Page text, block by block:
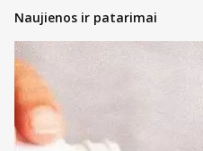
Naujienos ir patarimai